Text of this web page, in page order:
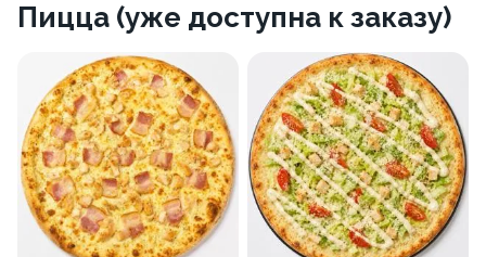
Пицца (уже доступна к заказу)